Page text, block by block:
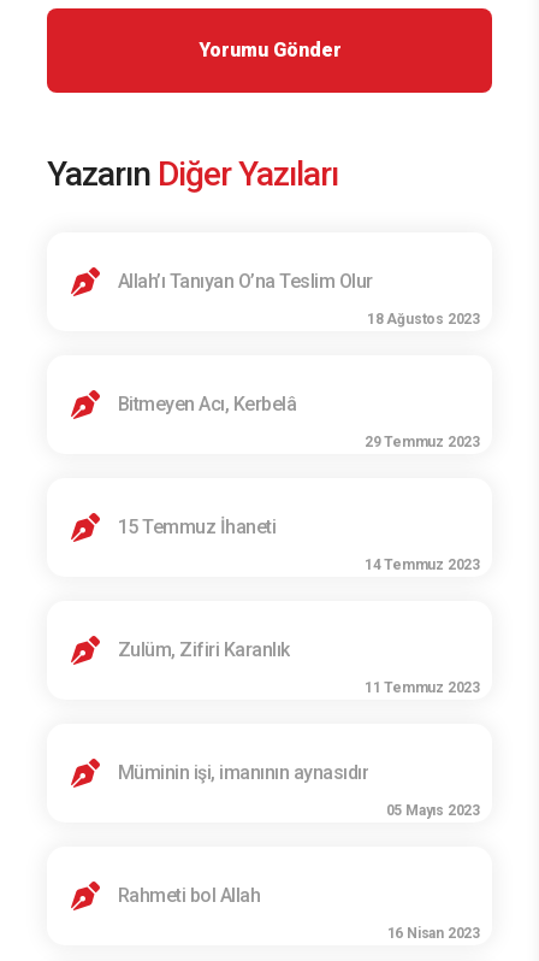
Yazarın Diğer Yazıları
Allah’ı Tanıyan O’na Teslim Olur
18 Ağustos 2023
Bitmeyen Acı, Kerbelâ
29 Temmuz 2023
15 Temmuz İhaneti
14 Temmuz 2023
Zulüm, Zifiri Karanlık
11 Temmuz 2023
Müminin işi, imanının aynasıdır
05 Mayıs 2023
Rahmeti bol Allah
16 Nisan 2023